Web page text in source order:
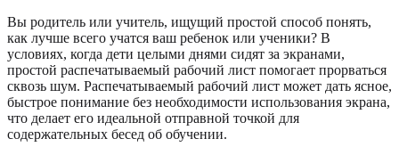
Вы родитель или учитель, ищущий простой способ понять,
как лучше всего учатся ваш ребенок или ученики? В
условиях, когда дети целыми днями сидят за экранами,
простой распечатываемый рабочий лист помогает прорваться
сквозь шум. Распечатываемый рабочий лист может дать ясное,
быстрое понимание без необходимости использования экрана,
что делает его идеальной отправной точкой для
содержательных бесед об обучении.